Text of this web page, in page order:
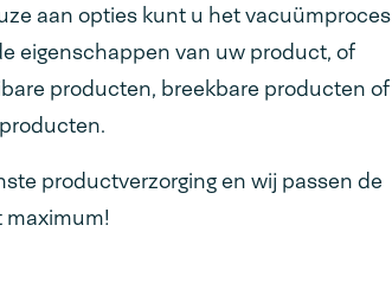
aan opties kunt u het vacuümproces
eigenschappen van uw product, of
producten, breekbare producten of
productverzorging en wij passen de
maximum!